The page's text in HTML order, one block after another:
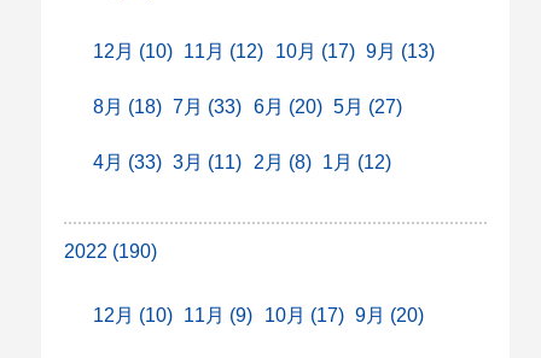
12月 (10) 11月 (12) 10月 (17) 9月 (13)
8月 (18) 7月 (33) 6月 (20) 5月 (27)
4月 (33) 3月 (11) 2月 (8) 1月 (12)
2022 (190)
12月 (10) 11月 (9) 10月 (17) 9月 (20)